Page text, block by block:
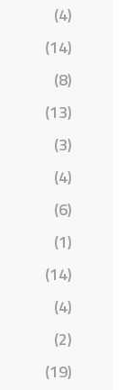
(4)
(14)
(8)
(13)
(3)
(4)
(6)
(1)
(14)
(4)
(2)
(19)